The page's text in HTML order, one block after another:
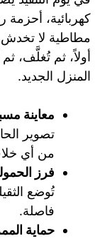
كهربائية،
مطاطية لا تخدش
أولاً، ثم تُغلَّف،
المنزل الجديد.
معاينة
تصوير
من أي
فرز
تُوضع
فاصلة.
حماية